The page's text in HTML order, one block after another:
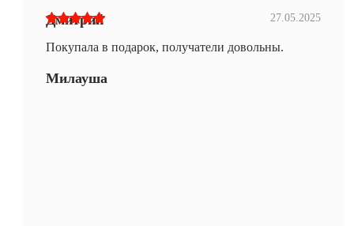
Дмитрий 27.05.2025
Покупала в подарок, получатели довольны.
Милауша